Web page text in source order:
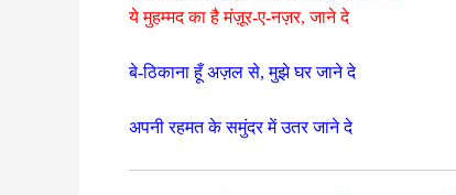
ये मुहम्मद का है मंज़ूर-ए-नज़र, जाने दे
बे-ठिकाना हूँ अज़ल से, मुझे घर जाने दे
अपनी रहमत के समुंदर में उतर जाने दे